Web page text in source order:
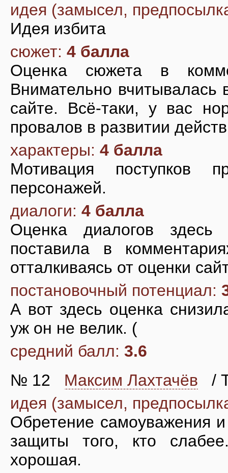
идея (замысел,
Идея избита
сюжет: 4 балла
Оценка сюжета в
Внимательно
сайте. Всё-таки, у вас
провалов в развитии
характеры: 4 балла
Мотивация поступков
персонажей.
диалоги: 4 балла
Оценка диалогов
поставила в
отталкиваясь от оценки
постановочный потенциал:
А вот здесь оценка
уж он не велик. (
средний балл: 3.6
№ 12 Максим Лахтачёв
/
идея (замысел,
Обретение самоуважения
защиты того, кто
хорошая.